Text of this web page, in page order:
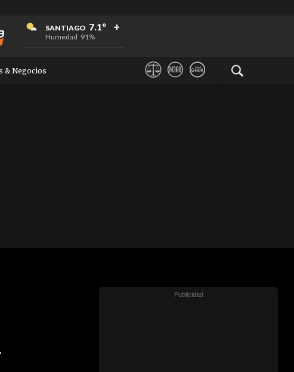
SANTIAGO 7.1°
Humedad 91%
+
+
+
& Negocios